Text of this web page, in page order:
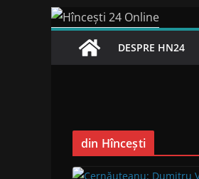
Skip
content
DESPRE HN24
din Hîncești